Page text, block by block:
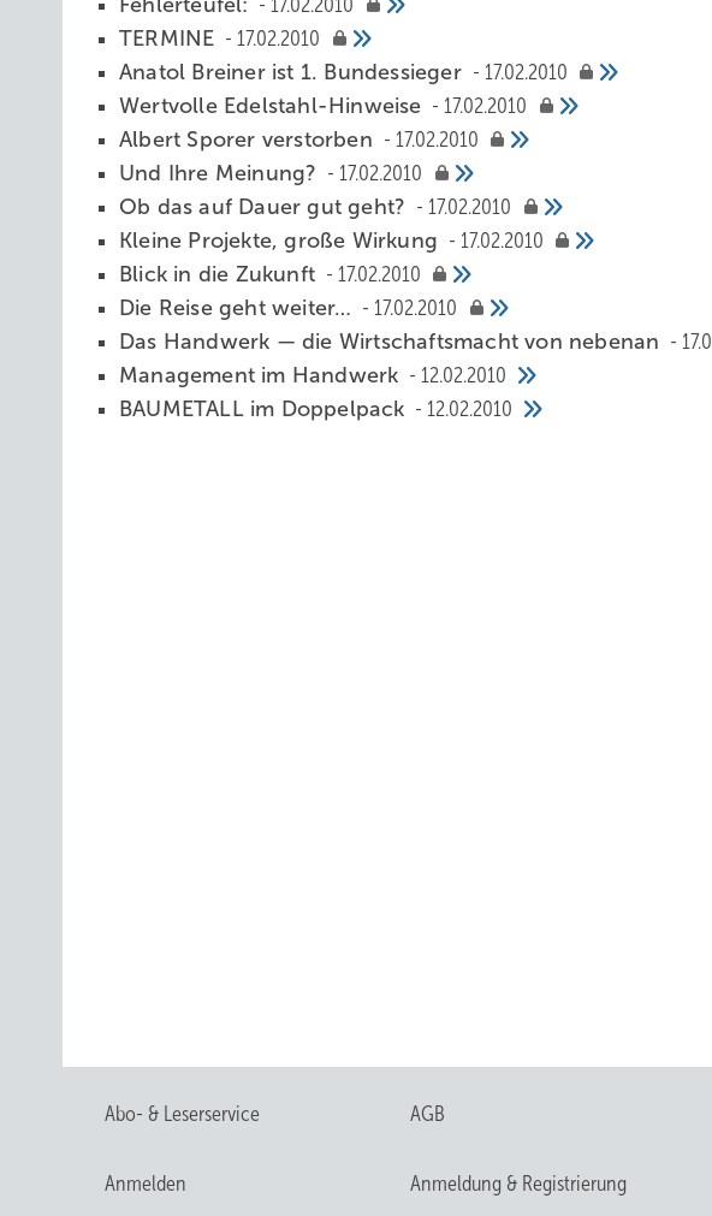
Fehlerteufel:
17.02.2010
TERMINE
17.02.2010
Anatol Breiner ist 1. Bundessieger
17.02.2010
Wertvolle Edelstahl-Hinweise
17.02.2010
Albert Sporer verstorben
17.02.2010
Und Ihre Meinung?
17.02.2010
Ob das auf Dauer gut geht?
17.02.2010
Kleine Projekte, große Wirkung
17.02.2010
Blick in die Zukunft
17.02.2010
Die Reise geht weiter…
17.02.2010
Das Handwerk — die Wirtschaftsmacht von nebenan
Management im Handwerk
12.02.2010
BAUMETALL im Doppelpack
12.02.2010
Abo- & Leserservice AGB
Anmelden Anmeldung & Registrierung